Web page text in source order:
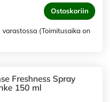
Ostoskoriin
(Toimitusaika on
Freshness Spray
150 ml